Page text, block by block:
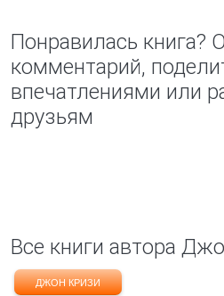
Понравилась книга?
комментарий,
впечатлениями или
друзьям
Все книги автора
ДЖОН КРИЗИ